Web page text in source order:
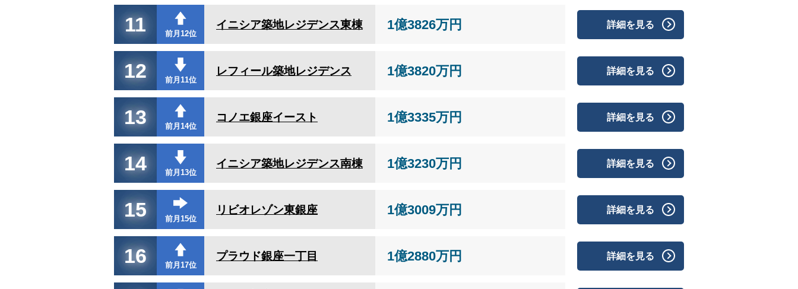
11 前月12位
イニシア築地レジデンス東棟 1億3826万円 詳細を見る
12 前月11位
レフィール築地レジデンス 1億3820万円 詳細を見る
13 前月14位
コノエ銀座イースト 1億3335万円 詳細を見る
14 前月13位
イニシア築地レジデンス南棟 1億3230万円 詳細を見る
15 前月15位
リビオレゾン東銀座 1億3009万円 詳細を見る
16 前月17位
プラウド銀座一丁目 1億2880万円 詳細を見る